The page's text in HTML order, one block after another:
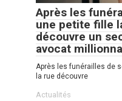
Après les
une petite fille
découvre un
avocat
Après les funérailles de
la rue découvre
Actualités